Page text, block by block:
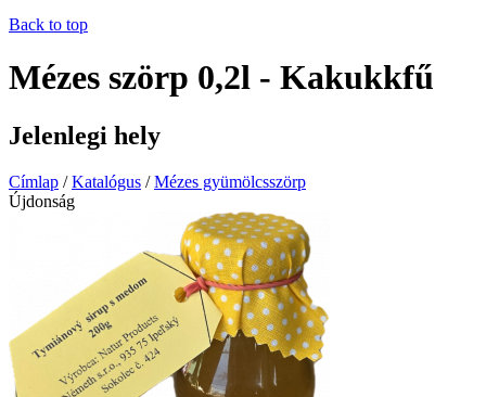
Back to top
Mézes szörp 0,2l - Kakukkfű
Jelenlegi hely
Címlap /Katalógus /Mézes gyümölcsszörp
Újdonság